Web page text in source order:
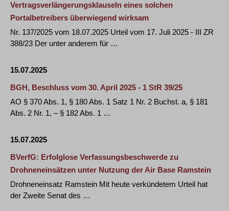
Vertragsverlängerungsklauseln eines solchen
Portalbetreibers überwiegend wirksam
Nr. 137/2025 vom 18.07.2025 Urteil vom 17. Juli 2025 - III ZR
388/23 Der unter anderem für …
15.07.2025
BGH, Beschluss vom 30. April 2025 - 1 StR 39/25
AO § 370 Abs. 1, § 180 Abs. 1 Satz 1 Nr. 2 Buchst. a, § 181
Abs. 2 Nr. 1, – § 182 Abs. 1 …
15.07.2025
BVerfG: Erfolglose Verfassungsbeschwerde zu
Drohneneinsätzen unter Nutzung der Air Base Ramstein
Drohneneinsatz Ramstein Mit heute verkündetem Urteil hat
der Zweite Senat des …